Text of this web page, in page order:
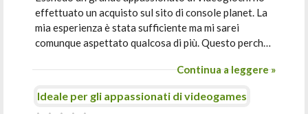
effettuato un acquisto sul sito di console planet. La
mia esperienza è stata sufficiente ma mi sarei
comunque aspettato qualcosa di più. Questo perch…
Continua a leggere »
Ideale per gli appassionati di videogames